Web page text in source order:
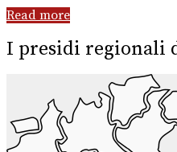
Read more
I presidi regionali